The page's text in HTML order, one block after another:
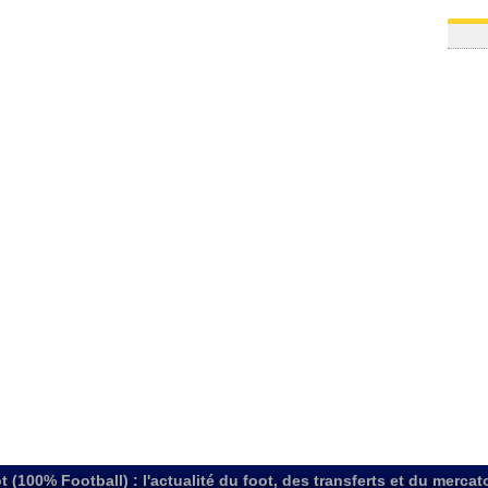
(100% Football) : l'actualité du foot, des transferts et du